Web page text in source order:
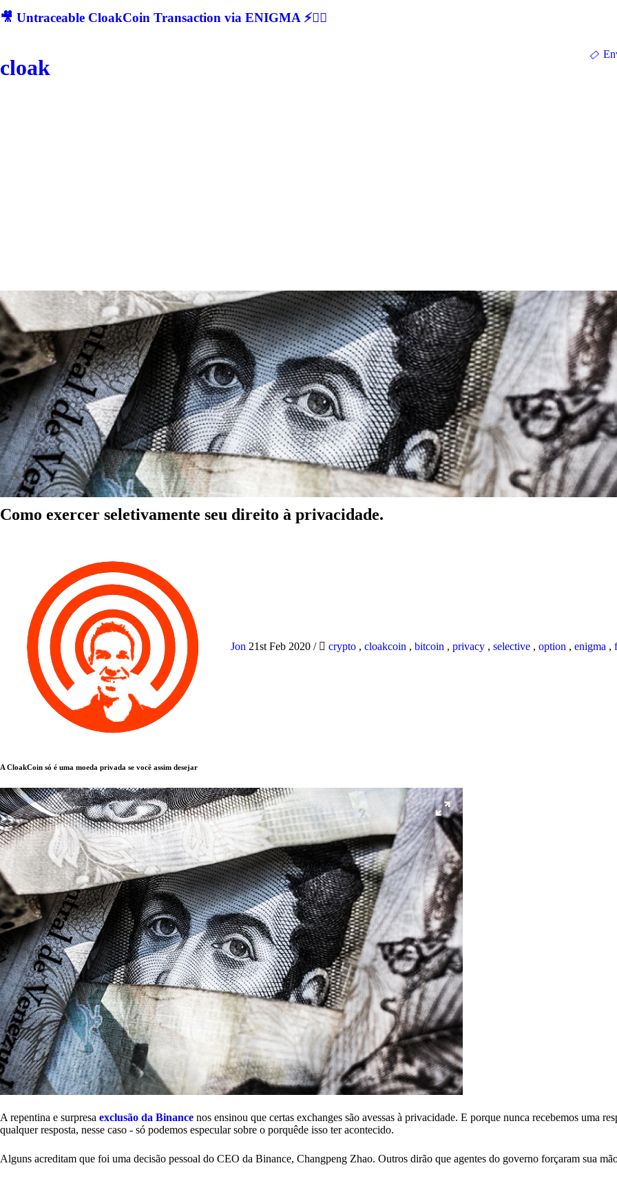
🎥 Untraceable CloakCoin Transaction via ENIGMA ⚡🕵‍♂
cloak
Como exercer seletivamente seu direito à privacidade.
Jon 21st Feb 2020 / crypto , cloakcoin , bitcoin , privacy , selective , option , enigma ,
A CloakCoin só é uma moeda privada se você assim desejar
A repentina e surpresa exclusão da Binance nos ensinou que certas exchanges são avessas à privacidade. E porque nunca recebemos uma
qualquer resposta, nesse caso - só podemos especular sobre o porquêde isso ter acontecido.
Alguns acreditam que foi uma decisão pessoal do CEO da Binance, Changpeng Zhao. Outros dirão que agentes do governo forçaram sua